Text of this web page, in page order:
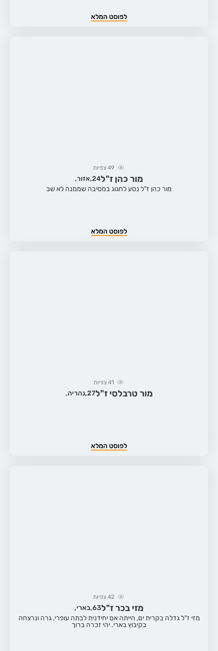
לפוסט המלא
49צפיות
מור כהן ז"ל24, אזור,
מור כהן ז"ל נסע לחגוג במסיבה שממנה לא שב
לפוסט המלא
41צפיות
מור טרבלסי ז"ל27, נהריה,
לפוסט המלא
42צפיות
מזי בכר ז"ל63, בארי,
מזי ז"ל גדלה בקרית ים, הייתה אם יחידנית לבתה עופרי, גרה ונרצחה
בקיבוץ בארי. יהי זכרה ברוך